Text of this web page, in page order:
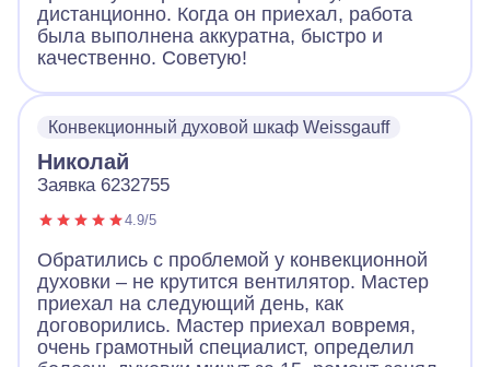
дистанционно. Когда он приехал, работа
была выполнена аккуратна, быстро и
качественно. Советую!
Конвекционный духовой шкаф Weissgauff
Николай
Заявка 6232755
4.9/5
Обратились с проблемой у конвекционной
духовки – не крутится вентилятор. Мастер
приехал на следующий день, как
договорились. Мастер приехал вовремя,
очень грамотный специалист, определил